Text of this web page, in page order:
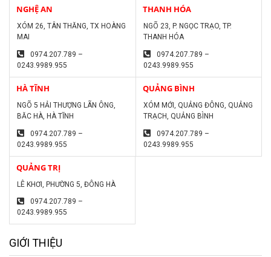
NGHỆ AN
XÓM 26, TÂN THĂNG, TX HOÀNG
MAI
0974.207.789 –
0243.9989.955
THANH HÓA
NGÕ 23, P. NGỌC TRẠO, TP.
THANH HÓA
0974.207.789 –
0243.9989.955
HÀ TĨNH
NGÕ 5 HẢI THƯỢNG LÃN ÔNG,
BĂC HÀ, HÀ TĨNH
0974.207.789 –
0243.9989.955
QUẢNG BÌNH
XÓM MỚI, QUẢNG ĐÔNG, QUẢNG
TRẠCH, QUẢNG BÌNH
0974.207.789 –
0243.9989.955
QUẢNG TRỊ
LÊ KHƠI, PHƯỜNG 5, ĐÔNG HÀ
0974.207.789 –
0243.9989.955
GIỚI THIỆU